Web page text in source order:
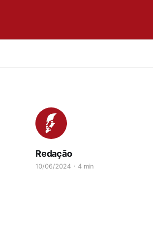
Redação
10/06/2024 4 min